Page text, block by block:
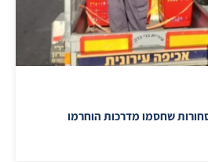
שחסמו מדרכות הוחרמו